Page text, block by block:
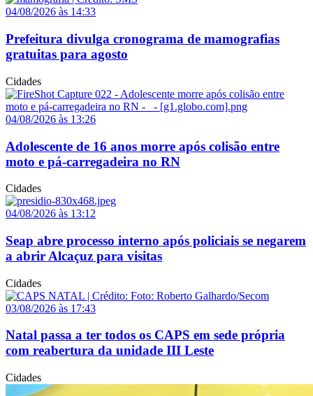
04/08/2026 às 14:33
Prefeitura divulga cronograma de mamografias
gratuitas para agosto
Cidades
04/08/2026 às 13:26
Adolescente de 16 anos morre após colisão entre
moto e pá-carregadeira no RN
Cidades
04/08/2026 às 13:12
Seap abre processo interno após policiais se negarem
a abrir Alcaçuz para visitas
Cidades
03/08/2026 às 17:43
Natal passa a ter todos os CAPS em sede própria
com reabertura da unidade III Leste
Cidades